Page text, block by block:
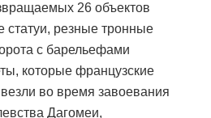
26 объектов
статуи, резные тронные
с барельефами
которые французские
во время завоевания
Дагомеи,